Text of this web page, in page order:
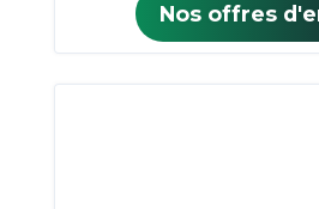
Nos offres